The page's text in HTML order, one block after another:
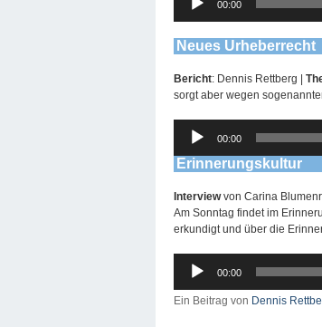
Player
00:00
Neues Urheberrecht
Bericht: Dennis Rettberg |
sorgt aber wegen
Audio-
Player
00:00
Erinnerungskultur
Interviewvon Carina
Am Sonntag findet im
erkundigt und über die
Audio-
Player
00:00
Ein Beitrag von Dennis